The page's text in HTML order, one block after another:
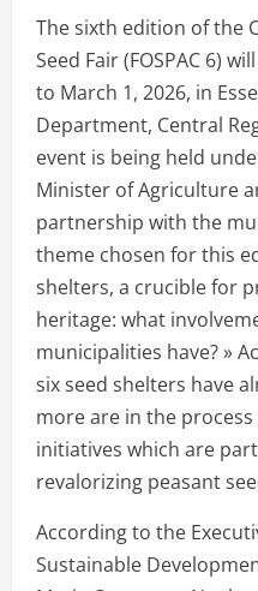
The sixth edition of the
Seed Fair (FOSPAC 6)
to March 1, 2026, in
Department, Central
event is being held
Minister of Agriculture
partnership with the
theme chosen for this
shelters, a crucible for
heritage: what
municipalities have? »
six seed shelters have
more are in the
initiatives which are
revalorizing peasant
According to the
Sustainable